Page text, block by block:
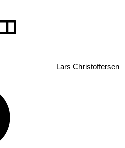
Lars Christoffersen